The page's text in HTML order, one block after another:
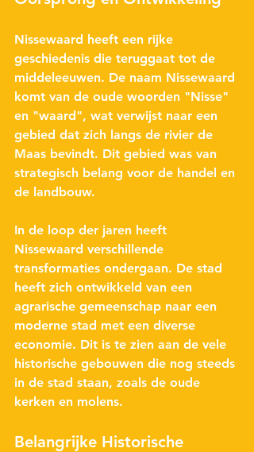
Nissewaard heeft een rijke
geschiedenis die teruggaat tot de
middeleeuwen. De naam Nissewaard
komt van de oude woorden "Nisse"
en "waard", wat verwijst naar een
gebied dat zich langs de rivier de
Maas bevindt. Dit gebied was van
strategisch belang voor de handel en
de landbouw.
In de loop der jaren heeft
Nissewaard verschillende
transformaties ondergaan. De stad
heeft zich ontwikkeld van een
agrarische gemeenschap naar een
moderne stad met een diverse
economie. Dit is te zien aan de vele
historische gebouwen die nog steeds
in de stad staan, zoals de oude
kerken en molens.
Belangrijke Historische